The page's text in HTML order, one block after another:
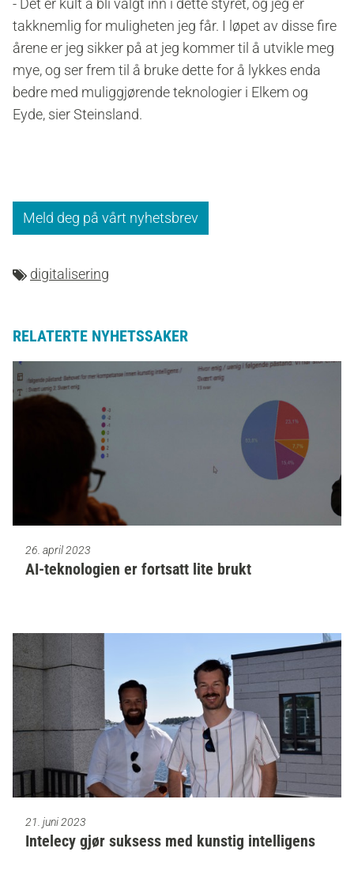
- Det er kult å bli valgt inn i dette styret, og jeg er
takknemlig for muligheten jeg får. I løpet av disse fire
årene er jeg sikker på at jeg kommer til å utvikle meg
mye, og ser frem til å bruke dette for å lykkes enda
bedre med muliggjørende teknologier i Elkem og
Eyde, sier Steinsland.
Meld deg på vårt nyhetsbrev
digitalisering
RELATERTE NYHETSSAKER
26. april 2023
AI-teknologien er fortsatt lite brukt
21. juni 2023
Intelecy gjør suksess med kunstig intelligens